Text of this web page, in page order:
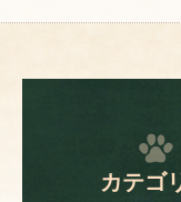
カテゴ